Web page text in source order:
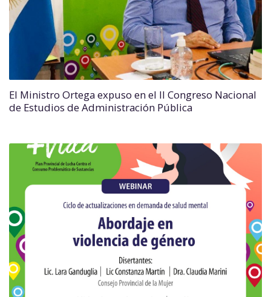
El Ministro Ortega expuso en el II Congreso Nacional
de Estudios de Administración Pública